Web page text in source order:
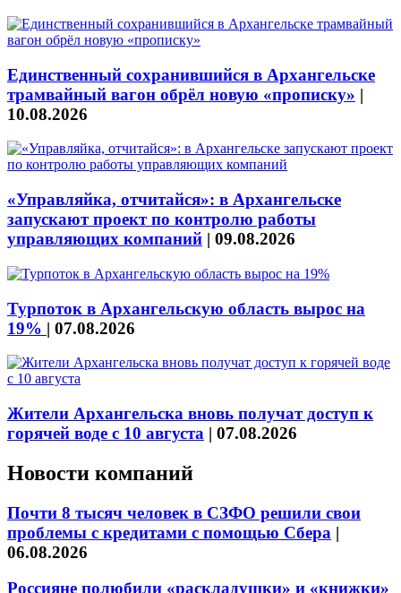
Единственный сохранившийся в Архангельске
трамвайный вагон обрёл новую «прописку» |
10.08.2026
«Управляйка, отчитайся»: в Архангельске
запускают проект по контролю работы
управляющих компаний | 09.08.2026
Турпоток в Архангельскую область вырос на
19% | 07.08.2026
Жители Архангельска вновь получат доступ к
горячей воде с 10 августа | 07.08.2026
Новости компаний
Почти 8 тысяч человек в СЗФО решили свои
проблемы с кредитами с помощью Сбера |
06.08.2026
Россияне полюбили «раскладушки» и «книжки»